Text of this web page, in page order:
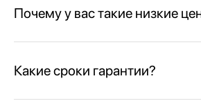
Почему у вас такие низкие
Какие сроки гарантии?